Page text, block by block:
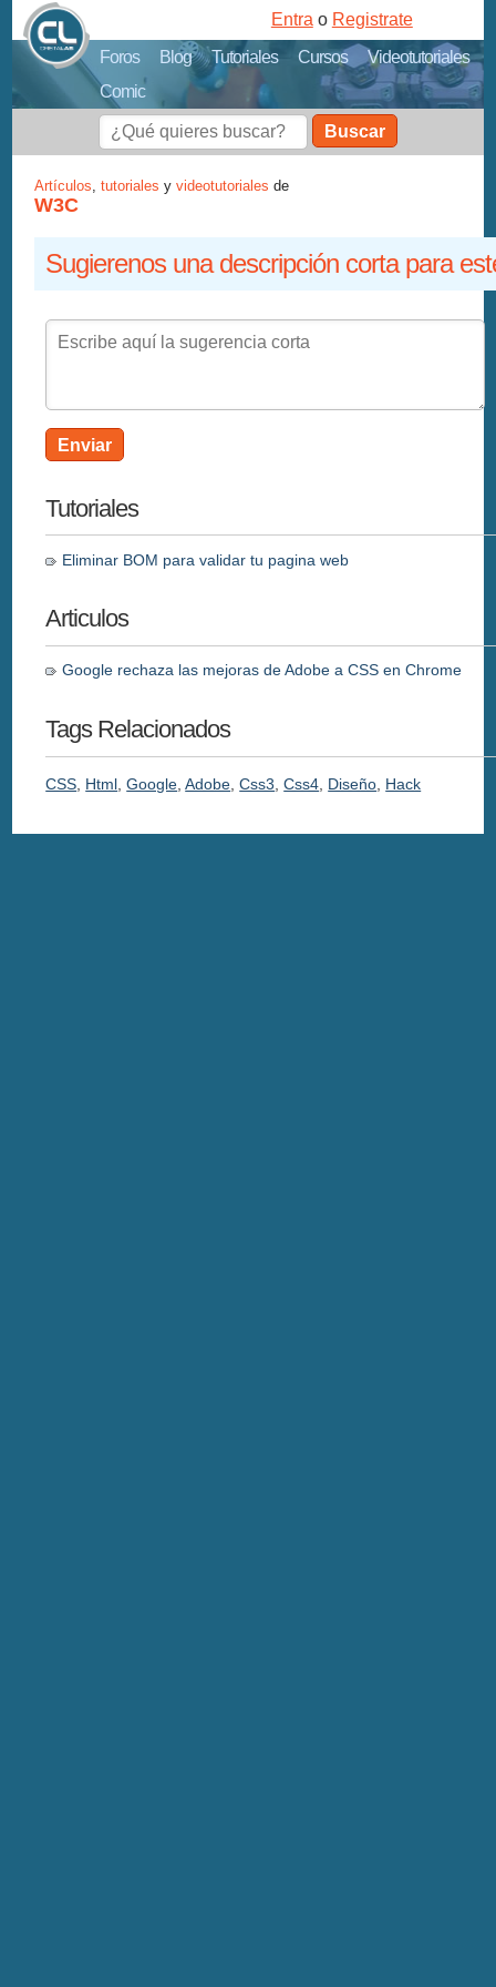
Foros Blog Tutoriales Cursos
Videotutoriales
Comic
Entra o Registrate
Buscar
Artículos,tutoriales yvideotutoriales de
W3C
Sugierenos una descripción corta para
Enviar
Tutoriales
Eliminar BOM para validar tu pagina web
Articulos
Google rechaza las mejoras de Adobe a CSS en Chrome
Tags Relacionados
CSS Html ,Google ,Adobe ,Css3 ,Css4 Diseño Hack